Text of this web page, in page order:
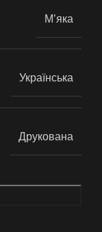
Мʼяка
Українська
Друкована